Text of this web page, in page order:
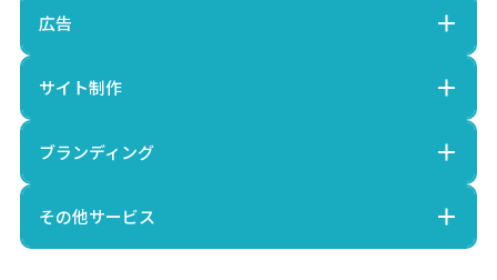
広告
サイト制作
ブランディング
その他サービス